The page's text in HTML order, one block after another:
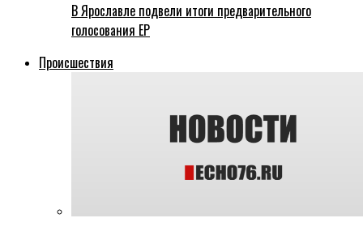
В Ярославле подвели итоги предварительного
голосования ЕР
Происшествия